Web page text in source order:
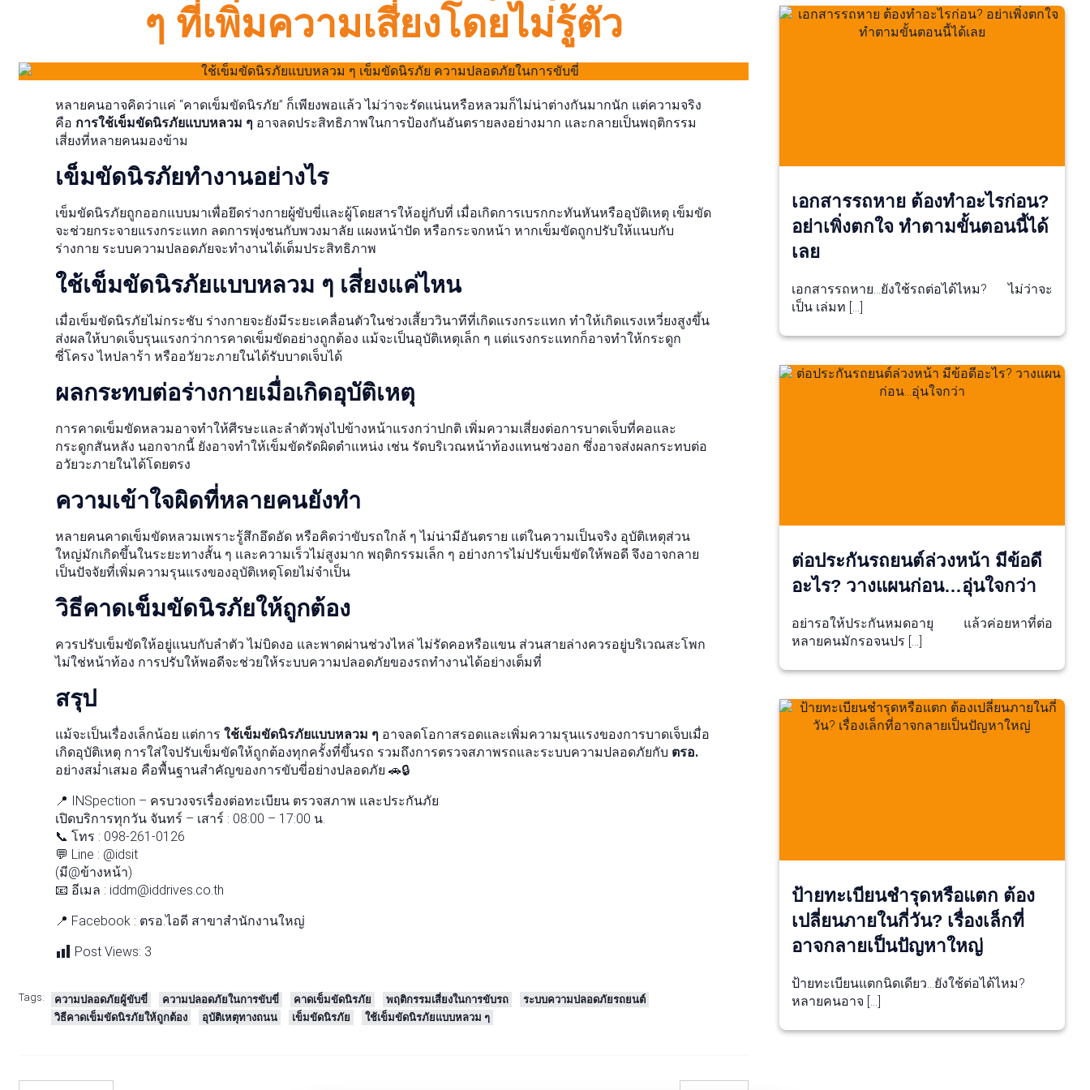
ๆ ที่เพิ่มความเสี่ยงโดยไม่รู้ตัว
หลายคนอาจคิดว่าแค่ “คาดเข็มขัดนิรภัย” ก็เพียงพอแล้ว ไม่ว่าจะรัดแน่นหรือหลวมก็ไม่น่าต่างกันมากนัก แต่ความจริง
คือ การใช้เข็มขัดนิรภัยแบบหลวม ๆ อาจลดประสิทธิภาพในการป้องกันอันตรายลงอย่างมาก และกลายเป็นพฤติกรรม
เสี่ยงที่หลายคนมองข้าม
เข็มขัดนิรภัยทำงานอย่างไร
เข็มขัดนิรภัยถูกออกแบบมาเพื่อยึดร่างกายผู้ขับขี่และผู้โดยสารให้อยู่กับที่ เมื่อเกิดการเบรกกะทันหันหรืออุบัติเหตุ เข็มขัด
จะช่วยกระจายแรงกระแทก ลดการพุ่งชนกับพวงมาลัย แผงหน้าปัด หรือกระจกหน้า หากเข็มขัดถูกปรับให้แนบกับ
ร่างกาย ระบบความปลอดภัยจะทำงานได้เต็มประสิทธิภาพ
ใช้เข็มขัดนิรภัยแบบหลวม ๆ เสี่ยงแค่ไหน
เมื่อเข็มขัดนิรภัยไม่กระชับ ร่างกายจะยังมีระยะเคลื่อนตัวในช่วงเสี้ยววินาทีที่เกิดแรงกระแทก ทำให้เกิดแรงเหวี่ยงสูงขึ้น
ส่งผลให้บาดเจ็บรุนแรงกว่าการคาดเข็มขัดอย่างถูกต้อง แม้จะเป็นอุบัติเหตุเล็ก ๆ แต่แรงกระแทกก็อาจทำให้กระดูก
ซี่โครง ไหปลาร้า หรืออวัยวะภายในได้รับบาดเจ็บได้
ผลกระทบต่อร่างกายเมื่อเกิดอุบัติเหตุ
การคาดเข็มขัดหลวมอาจทำให้ศีรษะและลำตัวพุ่งไปข้างหน้าแรงกว่าปกติ เพิ่มความเสี่ยงต่อการบาดเจ็บที่คอและ
กระดูกสันหลัง นอกจากนี้ ยังอาจทำให้เข็มขัดรัดผิดตำแหน่ง เช่น รัดบริเวณหน้าท้องแทนช่วงอก ซึ่งอาจส่งผลกระทบต่อ
อวัยวะภายในได้โดยตรง
ความเข้าใจผิดที่หลายคนยังทำ
หลายคนคาดเข็มขัดหลวมเพราะรู้สึกอึดอัด หรือคิดว่าขับรถใกล้ ๆ ไม่น่ามีอันตราย แต่ในความเป็นจริง อุบัติเหตุส่วน
ใหญ่มักเกิดขึ้นในระยะทางสั้น ๆ และความเร็วไม่สูงมาก พฤติกรรมเล็ก ๆ อย่างการไม่ปรับเข็มขัดให้พอดี จึงอาจกลาย
เป็นปัจจัยที่เพิ่มความรุนแรงของอุบัติเหตุโดยไม่จำเป็น
วิธีคาดเข็มขัดนิรภัยให้ถูกต้อง
ควรปรับเข็มขัดให้อยู่แนบกับลำตัว ไม่บิดงอ และพาดผ่านช่วงไหล่ ไม่รัดคอหรือแขน ส่วนสายล่างควรอยู่บริเวณสะโพก
ไม่ใช่หน้าท้อง การปรับให้พอดีจะช่วยให้ระบบความปลอดภัยของรถทำงานได้อย่างเต็มที่
สรุป
แม้จะเป็นเรื่องเล็กน้อย แต่การ ใช้เข็มขัดนิรภัยแบบหลวม ๆ อาจลดโอกาสรอดและเพิ่มความรุนแรงของการบาดเจ็บเมื่อ
เกิดอุบัติเหตุ การใส่ใจปรับเข็มขัดให้ถูกต้องทุกครั้งที่ขึ้นรถ รวมถึงการตรวจสภาพรถและระบบความปลอดภัยกับ ตรอ.
อย่างสม่ำเสมอ คือพื้นฐานสำคัญของการขับขี่อย่างปลอดภัย 🚗🔒
📍 INSpection – ครบวงจรเรื่องต่อทะเบียน ตรวจสภาพ และประกันภัย
เปิดบริการทุกวัน จันทร์ – เสาร์ : 08:00 – 17:00 น.
📞 โทร : 098-261-0126
💬 Line : @idsit
(มี@ข้างหน้า)
📧 อีเมล : iddm@iddrives.co.th
📍 Facebook : ตรอ.ไอดี สาขาสำนักงานใหญ่
Post Views: 3
Tags: ความปลอดภัยผู้ขับขี่ ความปลอดภัยในการขับขี่ คาดเข็มขัดนิรภัย พฤติกรรมเสี่ยงในการขับรถ
ระบบความปลอดภัยรถยนต์
วิธีคาดเข็มขัดนิรภัยให้ถูกต้อง
อุบัติเหตุทางถนน เข็มขัดนิรภัย ใช้เข็มขัดนิรภัยแบบหลวม ๆ
เอกสารรถหาย ต้องทำอะไรก่อน?
อย่าเพิ่งตกใจ ทำตามขั้นตอนนี้ได้
เลย
เอกสารรถหาย…ยังใช้รถต่อได้ไหม? ไม่ว่าจะ
เป็น เล่มท […]
ต่อประกันรถยนต์ล่วงหน้า มีข้อดี
อะไร? วางแผนก่อน…อุ่นใจกว่า
อย่ารอให้ประกันหมดอายุ แล้วค่อยหาที่ต่อ
หลายคนมักรอจนปร […]
ป้ายทะเบียนชำรุดหรือแตก ต้อง
เปลี่ยนภายในกี่วัน? เรื่องเล็กที่
อาจกลายเป็นปัญหาใหญ่
ป้ายทะเบียนแตกนิดเดียว…ยังใช้ต่อได้ไหม?
หลายคนอาจ […]